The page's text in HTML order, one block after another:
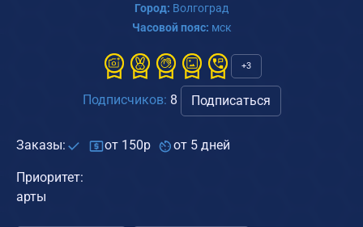
Город: Волгоград
Часовой пояс: мск
+3
Подписчиков: 8 Подписаться
Заказы: от 150р от 5 дней
Приоритет:
арты